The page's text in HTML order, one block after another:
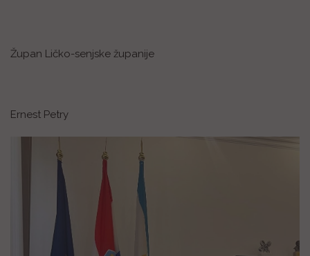
Župan Ličko-senjske županije
Ernest Petry